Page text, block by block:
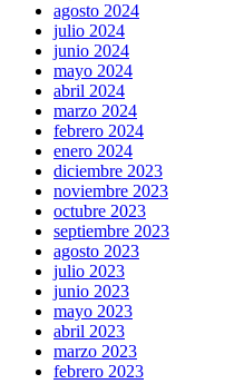
agosto 2024
julio 2024
junio 2024
mayo 2024
abril 2024
marzo 2024
febrero 2024
enero 2024
diciembre 2023
noviembre 2023
octubre 2023
septiembre 2023
agosto 2023
julio 2023
junio 2023
mayo 2023
abril 2023
marzo 2023
febrero 2023